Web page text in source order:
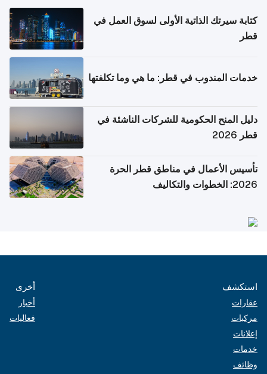
كتابة سيرتك الذاتية الأولى لسوق العمل في
قطر
خدمات المندوب في قطر: ما هي وما تكلفتها
دليل المنح الحكومية للشركات الناشئة في
قطر 2026
تأسيس الأعمال في مناطق قطر الحرة
2026: الخطوات والتكاليف
استكشف
عقارات
مركبات
إعلانات
خدمات
وظائف
أخرى
أخبار
فعاليات